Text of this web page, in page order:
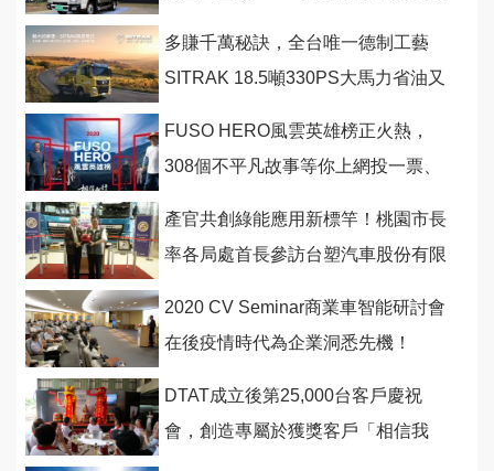
多賺千萬秘訣，全台唯一德制工藝
SITRAK 18.5噸330PS大馬力省油又
FUSO HERO風雲英雄榜正火熱，
308個不平凡故事等你上網投一票、
產官共創綠能應用新標竿！桃園市長
率各局處首長參訪台塑汽車股份有限
2020 CV Seminar商業車智能研討會
在後疫情時代為企業洞悉先機！
DTAT成立後第25,000台客戶慶祝
會，創造專屬於獲獎客戶「相信我